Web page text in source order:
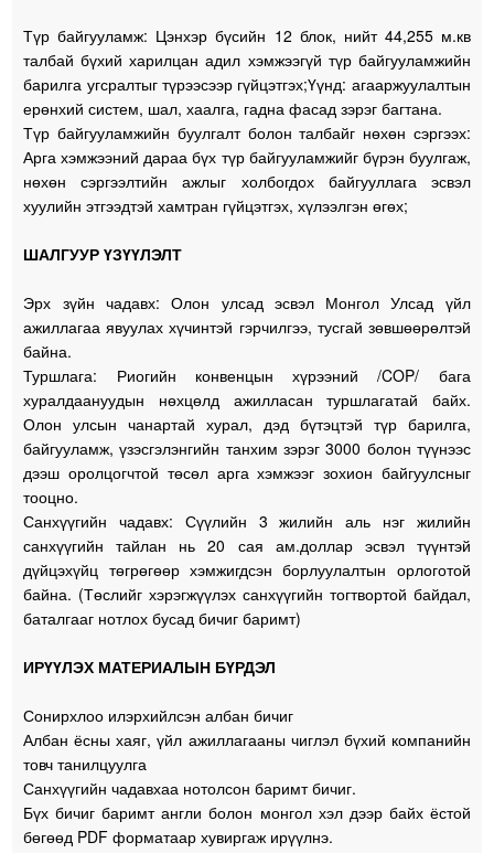
Түр байгууламж: Цэнхэр бүсийн 12 блок, нийт 44,255 м.кв
талбай бүхий харилцан адил хэмжээгүй түр байгууламжийн
барилга угсралтыг түрээсээр гүйцэтгэх;Үүнд: агааржуулалтын
ерөнхий систем, шал, хаалга, гадна фасад зэрэг багтана.
Түр байгууламжийн буулгалт болон талбайг нөхөн сэргээх:
Арга хэмжээний дараа бүх түр байгууламжийг бүрэн буулгаж,
нөхөн сэргээлтийн ажлыг холбогдох байгууллага эсвэл
хуулийн этгээдтэй хамтран гүйцэтгэх, хүлээлгэн өгөх;
ШАЛГУУР ҮЗҮҮЛЭЛТ
Эрх зүйн чадавх: Олон улсад эсвэл Монгол Улсад үйл
ажиллагаа явуулах хүчинтэй гэрчилгээ, тусгай зөвшөөрөлтэй
байна.
Туршлага: Риогийн конвенцын хүрээний /COP/ бага
хуралдаануудын нөхцөлд ажилласан туршлагатай байх.
Олон улсын чанартай хурал, дэд бүтэцтэй түр барилга,
байгууламж, үзэсгэлэнгийн танхим зэрэг 3000 болон түүнээс
дээш оролцогчтой төсөл арга хэмжээг зохион байгуулсныг
тооцно.
Санхүүгийн чадавх: Сүүлийн 3 жилийн аль нэг жилийн
санхүүгийн тайлан нь 20 сая ам.доллар эсвэл түүнтэй
дүйцэхүйц төгрөгөөр хэмжигдсэн борлуулалтын орлоготой
байна. (Төслийг хэрэгжүүлэх санхүүгийн тогтвортой байдал,
баталгааг нотлох бусад бичиг баримт)
ИРҮҮЛЭХ МАТЕРИАЛЫН БҮРДЭЛ
Сонирхлоо илэрхийлсэн албан бичиг
Албан ёсны хаяг, үйл ажиллагааны чиглэл бүхий компанийн
товч танилцуулга
Санхүүгийн чадавхаа нотолсон баримт бичиг.
Бүх бичиг баримт англи болон монгол хэл дээр байх ёстой
бөгөөд PDF форматаар хувиргаж ирүүлнэ.